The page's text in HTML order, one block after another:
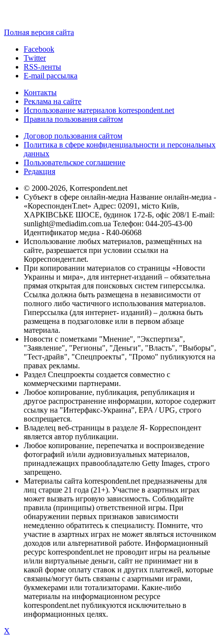
Полная версия сайта
Facebook
Twitter
RSS-ленты
E-mail рассылка
Контакты
Реклама на сайте
Использование материалов korrespondent.net
Правила пользования сайтом
Договор пользования сайтом
Политика в сфере конфиденциальности и персональных
данных
Пользовательское соглашение
Редакция
© 2000-2026, Korrespondent.net
Субъект в сфере онлайн-медиа Название онлайн-медиа -
«КореспонденТ.net» Адрес: 02091, місто Київ,
ХАРКІВСЬКЕ ШОСЕ, будинок 172-Б, офіс 208/1 E-mail:
sunlight@mediadim.com.ua Телефон: 044-205-43-00
Идентификатор медиа - R40-06068
Использование любых материалов, размещённых на
сайте, разрешается при условии ссылки на
Корреспондент.net.
При копировании материалов со страницы «Новости
Украины и мира», для интернет-изданий – обязательна
прямая открытая для поисковых систем гиперссылка.
Ссылка должна быть размещена в независимости от
полного либо частичного использования материалов.
Гиперссылка (для интернет- изданий) – должна быть
размещена в подзаголовке или в первом абзаце
материала.
Новости с пометками "Мнение", "Экспертиза",
"Заявление", "Регионы", "Деньги", "Власть", "Выборы",
"Тест-драйв", "Спецпроекты", "Промо" публикуются на
правах рекламы.
Раздел Спецпроекты создается совместно с
коммерческими партнерами.
Любое копирование, публикация, републикация и
другое распространение информации, которое содержит
ссылку на "Интерфакс-Украина", EPA / UPG, строго
воспрещается.
Владелец веб-страницы в разделе Я- Корреспондент
является автор публикации.
Любое копирование, перепечатка и воспроизведение
фотографий и/или аудиовизуальных материалов,
принадлежащих правообладателю Getty Images, строго
запрещено.
Материалы сайта korrespondent.net предназначены для
лиц старше 21 года (21+). Участие в азартных играх
может вызвать игровую зависимость. Соблюдайте
правила (принципы) ответственной игры. При
обнаружении первых признаков зависимости
немедленно обратитесь к специалисту. Помните, что
участие в азартных играх не может являться источником
доходов или альтернативой работе. Информационный
ресурс korrespondent.net не проводит игры на реальные
и/или виртуальные деньги, сайт не принимает ни в
какой форме оплату ставок и других платежей, которые
связаны/могут быть связаны с азартными играми,
букмекерами или тотализаторами. Какие-либо
материалы на информационном ресурсе
korrespondent.net публикуются исключительно в
информационных целях.
X